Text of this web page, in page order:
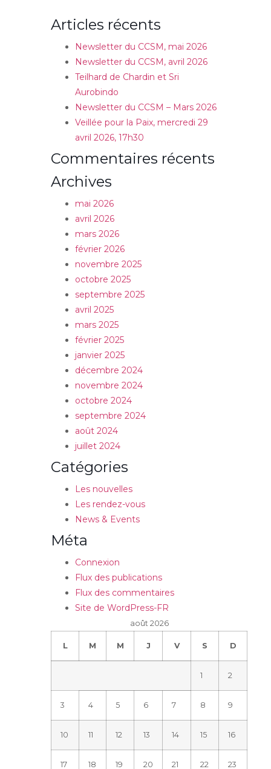
Articles récents
Newsletter du CCSM, mai 2026
Newsletter du CCSM, avril 2026
Teilhard de Chardin et Sri
Aurobindo
Newsletter du CCSM – Mars 2026
Veillée pour la Paix, mercredi 29
avril 2026, 17h30
Commentaires récents
Archives
mai 2026
avril 2026
mars 2026
février 2026
novembre 2025
octobre 2025
septembre 2025
avril 2025
mars 2025
février 2025
janvier 2025
décembre 2024
novembre 2024
octobre 2024
septembre 2024
août 2024
juillet 2024
Catégories
Les nouvelles
Les rendez-vous
News & Events
Méta
Connexion
Flux des publications
Flux des commentaires
Site de WordPress-FR
août 2026
L M M J V S D
1 2
3 4 5 6 7 8 9
10 11 12 13 14 15 16
17 18 19 20 21 22 23